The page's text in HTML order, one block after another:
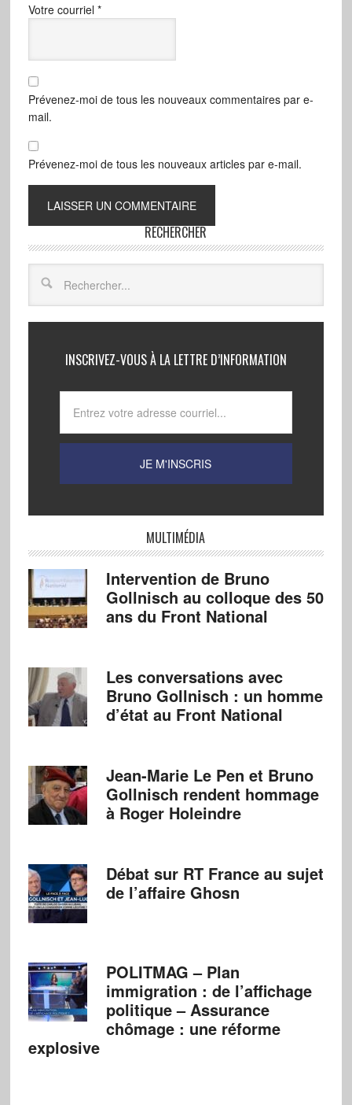
Votre courriel *
Prévenez-moi de tous les nouveaux commentaires par e-
mail.
Prévenez-moi de tous les nouveaux articles par e-mail.
RECHERCHER
INSCRIVEZ-VOUS À LA LETTRE D’INFORMATION
MULTIMÉDIA
Intervention de Bruno
Gollnisch au colloque des 50
ans du Front National
Les conversations avec
Bruno Gollnisch : un homme
d’état au Front National
Jean-Marie Le Pen et Bruno
Gollnisch rendent hommage
à Roger Holeindre
Débat sur RT France au sujet
de l’affaire Ghosn
POLITMAG – Plan
immigration : de l’affichage
politique – Assurance
chômage : une réforme
explosive